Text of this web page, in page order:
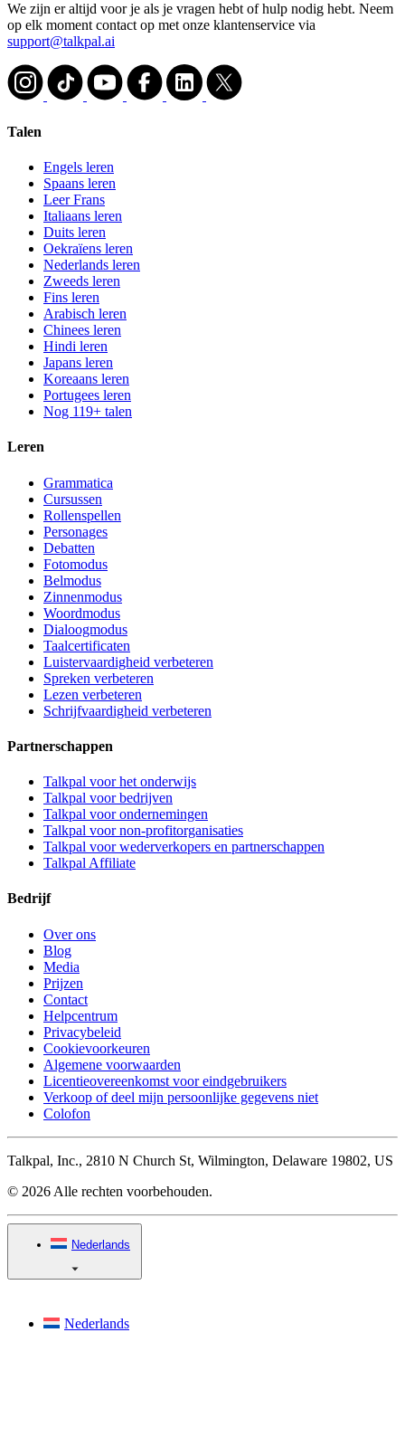
We zijn er altijd voor je als je vragen hebt of hulp nodig hebt. Neem
op elk moment contact op met onze klantenservice via
support@talkpal.ai
Talen
Engels leren
Spaans leren
Leer Frans
Italiaans leren
Duits leren
Oekraïens leren
Nederlands leren
Zweeds leren
Fins leren
Arabisch leren
Chinees leren
Hindi leren
Japans leren
Koreaans leren
Portugees leren
Nog 119+ talen
Leren
Grammatica
Cursussen
Rollenspellen
Personages
Debatten
Fotomodus
Belmodus
Zinnenmodus
Woordmodus
Dialoogmodus
Taalcertificaten
Luistervaardigheid verbeteren
Spreken verbeteren
Lezen verbeteren
Schrijfvaardigheid verbeteren
Partnerschappen
Talkpal voor het onderwijs
Talkpal voor bedrijven
Talkpal voor ondernemingen
Talkpal voor non-profitorganisaties
Talkpal voor wederverkopers en partnerschappen
Talkpal Affiliate
Bedrijf
Over ons
Blog
Media
Prijzen
Contact
Helpcentrum
Privacybeleid
Cookievoorkeuren
Algemene voorwaarden
Licentieovereenkomst voor eindgebruikers
Verkoop of deel mijn persoonlijke gegevens niet
Colofon
Talkpal, Inc., 2810 N Church St, Wilmington, Delaware 19802, US
© 2026 Alle rechten voorbehouden.
Nederlands
Nederlands